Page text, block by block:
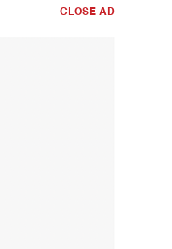
CLOSE AD